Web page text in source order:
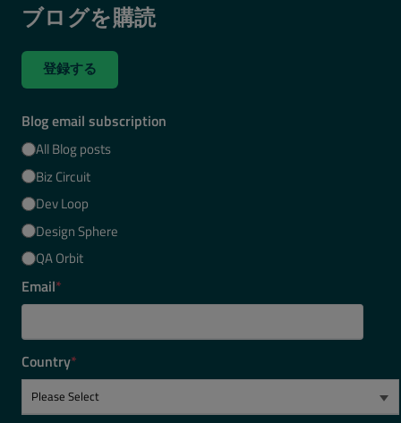
ブログを購読
登録する
Blog email subscription
All Blog posts
Biz Circuit
Dev Loop
Design Sphere
QA Orbit
Email*
Country*